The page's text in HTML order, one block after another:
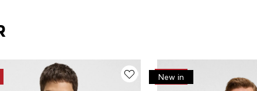
-30%
New in